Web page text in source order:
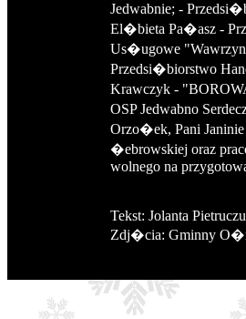
Jedwabnie; -
El�bieta Pa�asz -
Us�ugowe
Przedsi�biorstwo
Krawczyk -
OSP Jedwabno
Orzo�ek, Pani Janinie
�ebrowskiej oraz
wolnego na
Tekst: Jolanta
Zdj�cia: Gminny